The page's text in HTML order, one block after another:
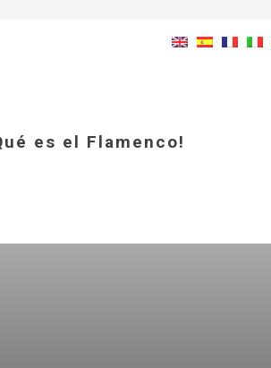
es el Flamenco!